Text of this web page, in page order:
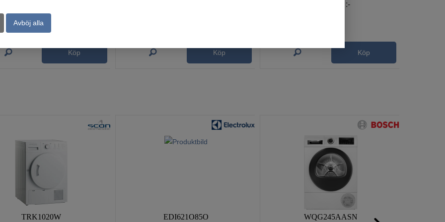
Avböj alla
Köp Köp
:-
Köp
TRK1020W EDI621O85O WQG245AASN